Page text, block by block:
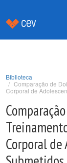
Biblioteca
Comparação de
Corporal de
Corporal de